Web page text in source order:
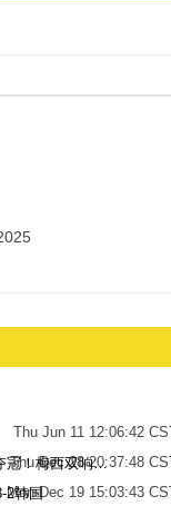
Thu Jun 11 12:06:42
Thu Dec 28 20:37:48
世界杯-阿根廷点球7-5法国，时隔36年再夺冠！梅西双响姆巴佩戴帽
Mon Dec 19 15:03:43
2韩国